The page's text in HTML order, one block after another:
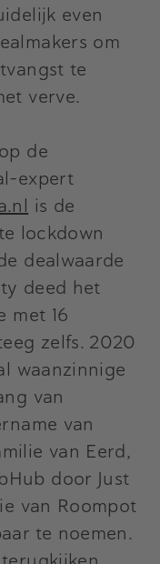
even
om
te
verve.
de
expert
is de
lockdown
dealwaarde
deed het
met 16
zelfs. 2020
waanzinnige
van
van
van Eerd,
door Just
van Roompot
te noemen.